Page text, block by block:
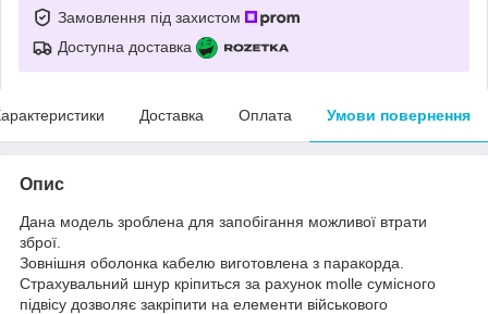
Замовлення під захистом
Доступна доставка
Доставка Оплата Умови повернення
Опис
Дана модель зроблена для запобігання можливої втрати
зброї.
Зовнішня оболонка кабелю виготовлена з паракорда.
Страхувальний шнур кріпиться за рахунок molle сумісного
підвісу дозволяє закріпити на елементи військового